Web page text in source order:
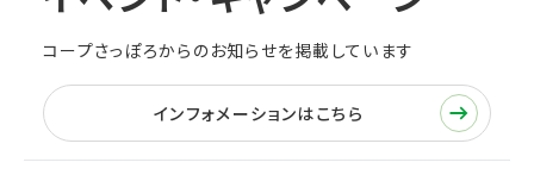
コープさっぽろからのお知らせを掲載しています
インフォメーションはこちら